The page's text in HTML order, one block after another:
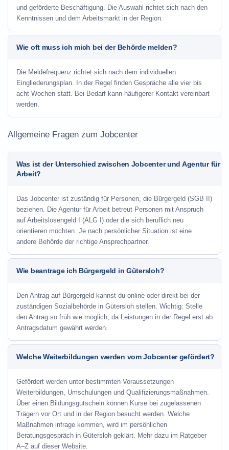
und geförderte Beschäftigung. Die Auswahl richtet sich nach den
Kenntnissen und dem Arbeitsmarkt in der Region.
Wie oft muss ich mich bei der Behörde melden?
Die Meldefrequenz richtet sich nach dem individuellen
Eingliederungsplan. In der Regel finden Gespräche alle vier bis
acht Wochen statt. Bei Bedarf kann häufigerer Kontakt vereinbart
werden.
Allgemeine Fragen zum Jobcenter
Was ist der Unterschied zwischen Jobcenter und Agentur für
Arbeit?
Das Jobcenter ist zuständig für Personen, die Bürgergeld (SGB II)
beziehen. Die Agentur für Arbeit betreut Personen mit Anspruch
auf Arbeitslosengeld I (ALG I) oder die sich beruflich neu
orientieren möchten. Je nach persönlicher Situation ist eine
andere Behörde der richtige Ansprechpartner.
Wie beantrage ich Bürgergeld in Gütersloh?
Den Antrag auf Bürgergeld kannst du online oder direkt bei der
zuständigen Sozialbehörde in Gütersloh stellen. Wichtig: Stelle
den Antrag so früh wie möglich, da Leistungen in der Regel erst ab
Antragsdatum gewährt werden.
Welche Weiterbildungen werden vom Jobcenter gefördert?
Gefördert werden unter bestimmten Voraussetzungen
Weiterbildungen, Umschulungen und Qualifizierungsmaßnahmen.
Über einen Bildungsgutschein können Kurse bei zugelassenen
Trägern vor Ort und in der Region besucht werden. Welche
Maßnahmen infrage kommen, wird im persönlichen
Beratungsgespräch in Gütersloh geklärt. Mehr dazu im Ratgeber
A–Z auf dieser Website.